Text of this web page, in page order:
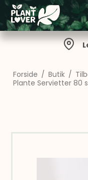
Forside / Butik /
Plante Servietter 80